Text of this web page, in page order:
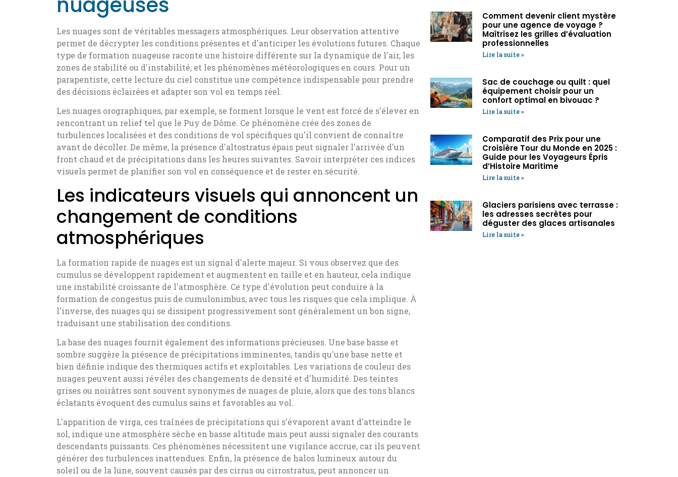
Les nuages sont de véritables messagers atmosphériques. Leur observation attentive
permet de décrypter les conditions présentes et d'anticiper les évolutions futures. Chaque
type de formation nuageuse raconte une histoire différente sur la dynamique de l'air, les
zones de stabilité ou d'instabilité, et les phénomènes météorologiques en cours. Pour un
parapentiste, cette lecture du ciel constitue une compétence indispensable pour prendre
des décisions éclairées et adapter son vol en temps réel.
Les nuages orographiques, par exemple, se forment lorsque le vent est forcé de s'élever en
rencontrant un relief tel que le Puy de Dôme. Ce phénomène crée des zones de
turbulences localisées et des conditions de vol spécifiques qu'il convient de connaître
avant de décoller. De même, la présence d'altostratus épais peut signaler l'arrivée d'un
front chaud et de précipitations dans les heures suivantes. Savoir interpréter ces indices
visuels permet de planifier son vol en conséquence et de rester en sécurité.
Les indicateurs visuels qui annoncent un
changement de conditions
atmosphériques
La formation rapide de nuages est un signal d'alerte majeur. Si vous observez que des
cumulus se développent rapidement et augmentent en taille et en hauteur, cela indique
une instabilité croissante de l'atmosphère. Ce type d'évolution peut conduire à la
formation de congestus puis de cumulonimbus, avec tous les risques que cela implique. À
l'inverse, des nuages qui se dissipent progressivement sont généralement un bon signe,
traduisant une stabilisation des conditions.
La base des nuages fournit également des informations précieuses. Une base basse et
sombre suggère la présence de précipitations imminentes, tandis qu'une base nette et
bien définie indique des thermiques actifs et exploitables. Les variations de couleur des
nuages peuvent aussi révéler des changements de densité et d'humidité. Des teintes
grises ou noirâtres sont souvent synonymes de nuages de pluie, alors que des tons blancs
éclatants évoquent des cumulus sains et favorables au vol.
L'apparition de virga, ces traînées de précipitations qui s'évaporent avant d'atteindre le
sol, indique une atmosphère sèche en basse altitude mais peut aussi signaler des courants
descendants puissants. Ces phénomènes nécessitent une vigilance accrue, car ils peuvent
générer des turbulences inattendues. Enfin, la présence de halos lumineux autour du
soleil ou de la lune, souvent causés par des cirrus ou cirrostratus, peut annoncer un
Comment devenir client mystère
pour une agence de voyage ?
Maîtrisez les grilles d’évaluation
professionnelles
Lire la suite »
Sac de couchage ou quilt : quel
équipement choisir pour un
confort optimal en bivouac ?
Lire la suite »
Comparatif des Prix pour une
Croisière Tour du Monde en 2025 :
Guide pour les Voyageurs Épris
d’Histoire Maritime
Lire la suite »
Glaciers parisiens avec terrasse :
les adresses secrètes pour
déguster des glaces artisanales
Lire la suite »